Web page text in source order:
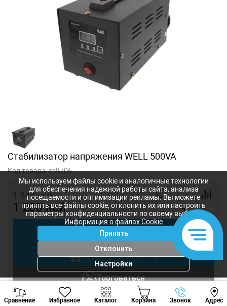
Стабилизатор напряжения WELL 500VA
Код товара:es9706
1 344лей
1 200лей - +
Купить в 1 клик
Добавить в корзину
Торговаться
Вызов инженера
Сравнение Избранное Каталог Корзина Звонок Адрес
Viber Whatsapp
Мы используем файлы cookie и аналогичные технологии
для обеспечения надежной работы сайта, анализа
посещаемости и оптимизации рекламы. Вы можете
принять все файлы cookie, отклонить их или настроить
параметры конфиденциальности по своему выбору.
Информация о файлах Cookie
Принять
Отклонить
Настройки